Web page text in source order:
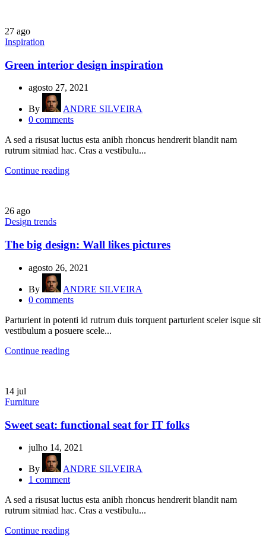
27 ago
Inspiration
Green interior design inspiration
agosto 27, 2021
By
ANDRE SILVEIRA
0 comments
A sed a risusat luctus esta anibh rhoncus hendrerit blandit nam
rutrum sitmiad hac. Cras a vestibulu...
Continue reading
26 ago
Design trends
The big design: Wall likes pictures
agosto 26, 2021
By
ANDRE SILVEIRA
0 comments
Parturient in potenti id rutrum duis torquent parturient sceler isque sit
vestibulum a posuere scele...
Continue reading
14 jul
Furniture
Sweet seat: functional seat for IT folks
julho 14, 2021
By
ANDRE SILVEIRA
1 comment
A sed a risusat luctus esta anibh rhoncus hendrerit blandit nam
rutrum sitmiad hac. Cras a vestibulu...
Continue reading